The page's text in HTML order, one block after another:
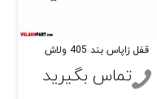
قفل زاپاس بند 405 ولاش
تماس بگیرید